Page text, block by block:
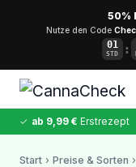
50%
Nutze den Code
01
STD :
✓ ab 9,99 € Erstrezept
Start › Preise & Sorten